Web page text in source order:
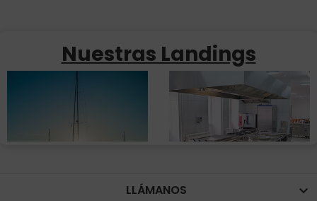
Nuestras Landings
LLÁMANOS 